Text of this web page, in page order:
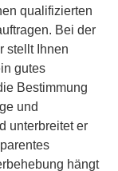
qualifizierten
Bei der
stellt Ihnen
gutes
Bestimmung
und
unterbreitet er
hängt